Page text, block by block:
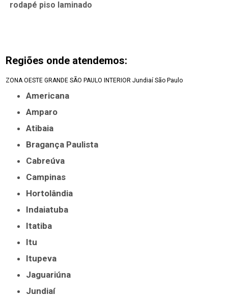
rodapé piso laminado
Regiões onde atendemos:
ZONA OESTE GRANDE SÃO PAULO INTERIOR Jundiaí São Paulo
Americana
Amparo
Atibaia
Bragança Paulista
Cabreúva
Campinas
Hortolândia
Indaiatuba
Itatiba
Itu
Itupeva
Jaguariúna
Jundiaí